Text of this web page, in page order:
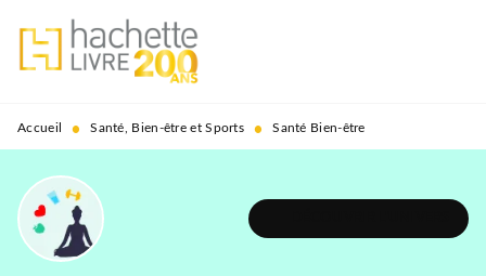
MENU RECHERCHE
PIED DE PAGE
Accueil • Santé, Bien-être et Sports • Santé Bien-être